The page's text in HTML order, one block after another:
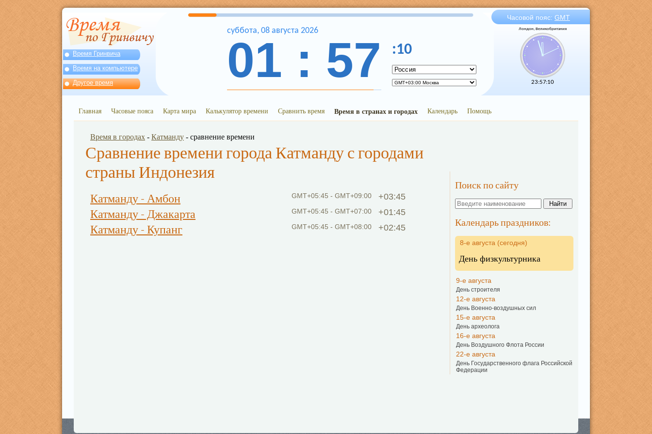
Время Гринвича
Время на компьютере
Другое время
Часовой пояс: GMT
Лондон, Великобритания
23:57:11
суббота, 08 августа 2026
01 : 57 :10
Главная Часовые пояса Карта мира Калькулятор времени Сравнить время Время в странах и городах Календарь Помощь
Поиск по сайту
Календарь праздников:
8-е августа (сегодня)
День физкультурника
9-е августа
День строителя
12-е августа
День Военно-воздушных сил
15-е августа
День археолога
16-е августа
День Воздушного Флота России
22-е августа
День Государственного флага Российской
Федерации
Время в городах - Катманду - сравнение времени
Сравнение времени города Катманду с городами
страны Индонезия
+03:45
GMT+05:45 - GMT+09:00
Катманду - Амбон
+01:45
GMT+05:45 - GMT+07:00
Катманду - Джакарта
+02:45
GMT+05:45 - GMT+08:00
Катманду - Купанг